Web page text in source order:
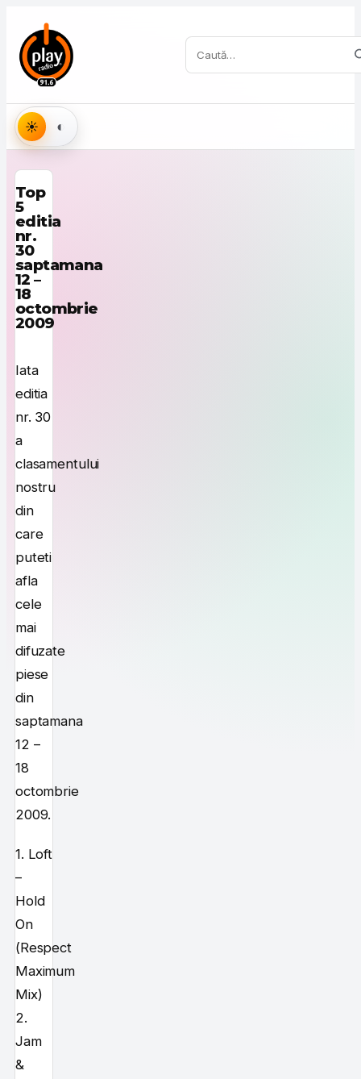
Caută:
Aspect
Top
5
editia
nr.
30
saptamana
12 –
18
octombrie
2009
Iata
editia
nr. 30
a
clasamentului
nostru
din
care
puteti
afla
cele
mai
difuzate
piese
din
saptamana
12 –
18
octombrie
2009.
1. Loft
–
Hold
On
(Respect
Maximum
Mix)
2.
Jam
&